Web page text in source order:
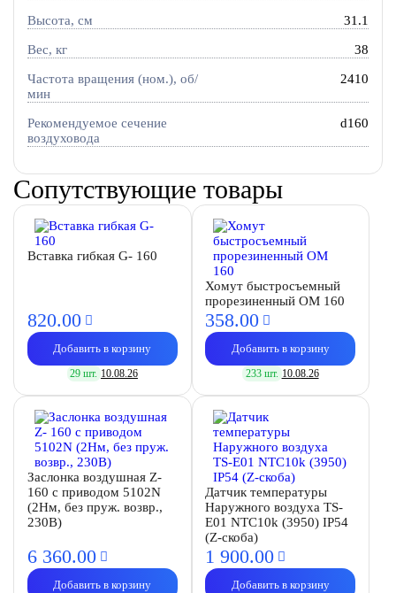
Высота, см 31.1
Вес, кг 38
Частота вращения (ном.), об/
мин
2410
Рекомендуемое сечение
воздуховода
d160
Сопутствующие товары
Вставка гибкая G- 160
820.00
Добавить в корзину
29 шт. 10.08.26
Хомут быстросъемный
прорезиненный OM 160
358.00
Добавить в корзину
233 шт. 10.08.26
Заслонка воздушная Z-
160 с приводом 5102N
(2Нм, без пруж. возвр.,
230В)
6 360.00
Добавить в корзину
Датчик температуры
Наружного воздуха TS-
E01 NTC10k (3950) IP54
(Z-скоба)
1 900.00
Добавить в корзину